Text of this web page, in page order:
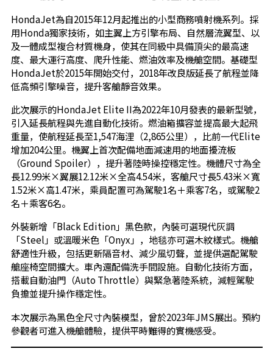
HondaJet為自2015年12月起推出的小型商務噴射機系列。採
用Honda獨家技術，如主翼上方引擎布局、自然層流翼型、以
及一體成型複合材質機身，使其在同級中具備頂尖的最高速
度、最大運行高度、爬升性能、燃油效率及機艙空間。基礎型
HondaJet於2015年開始交付，2018年改良版延長了航程並降
低高頻引擎噪音，提升客艙靜音效果。
此次展示的HondaJet Elite II為2022年10月發表的最新型號，
引入延長航程與先進自動化技術。燃油箱擴容並提高最大起飛
重量，使航程延長至1,547海浬（2,865公里），比前一代Elite
增加204公里。機翼上首次配備地面減速用的地面擾流板
（Ground Spoiler），提升著陸時操控穩定性。機體尺寸為全
長12.99米×翼展12.12米×全高4.54米，客艙尺寸長5.43米×寬
1.52米×高1.47米，乘員配置可為駕駛1名＋乘客7名，或駕駛2
名＋乘客6名。
外裝新增「Black Edition」黑色款，內裝可選現代灰調
「Steel」或溫暖米色「Onyx」，地毯亦可選木紋樣式。機艙
舒適性升級，包括更新隔音材、減少風切聲，並提供選配駕駛
艙座椅空間擴大。車內還配備洗手間設施。自動化技術方面，
搭載自動油門（Auto Throttle）與緊急著陸系統，減輕駕駛
負擔並提升操作穩定性。
本次展示為黑色全尺寸內裝模型，曾於2023年JMS展出。預約
參觀者可進入機艙體驗，提供平時難得的實機感受。